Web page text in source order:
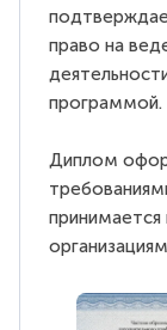
право на
программой.
Диплом